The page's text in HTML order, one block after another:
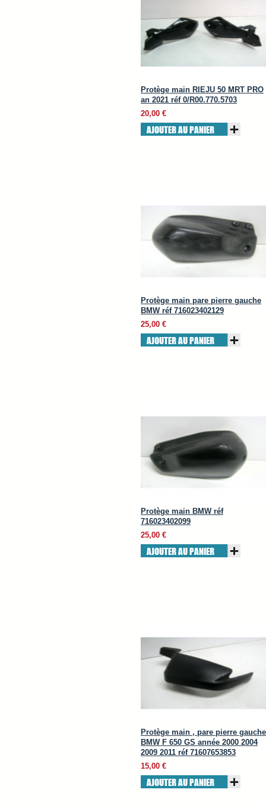
Protège main RIEJU 50 MRT PRO
an 2021 réf 0/R00.770.5703
20,00 €
AJOUTER AU PANIER
Protège main pare pierre gauche
BMW réf 716023402129
25,00 €
AJOUTER AU PANIER
Protège main BMW réf
716023402099
25,00 €
AJOUTER AU PANIER
Protège main , pare pierre gauche
BMW F 650 GS année 2000 2004
2009 2011 réf 71607653853
15,00 €
AJOUTER AU PANIER